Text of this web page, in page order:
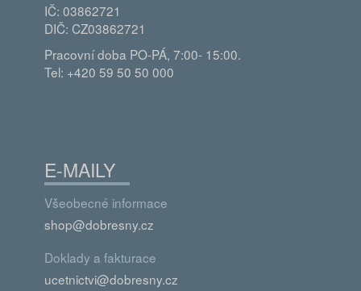
IČ: 03862721
DIČ: CZ03862721
Pracovní doba PO-PÁ, 7:00- 15:00.
Tel: +420 59 50 50 000
E-MAILY
Všeobecné informace
shop@dobresny.cz
Doklady a fakturace
ucetnictvi@dobresny.cz